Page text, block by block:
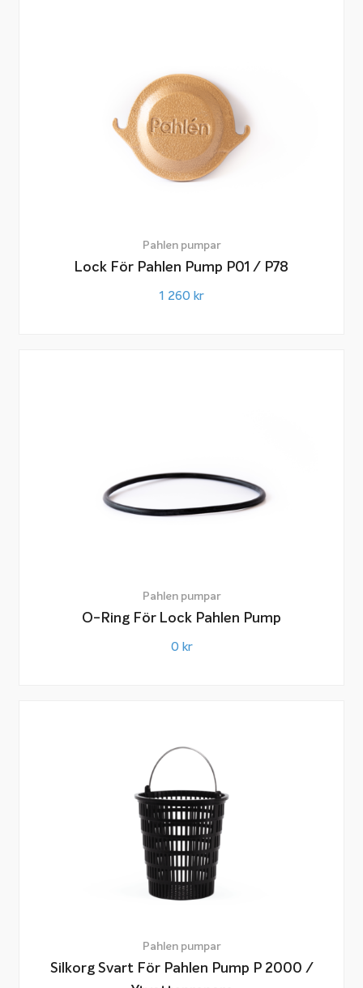
Pahlen pumpar
Lock För Pahlen Pump P01 / P78
1 260 kr
Pahlen pumpar
O-Ring För Lock Pahlen Pump
0 kr
Pahlen pumpar
Silkorg Svart För Pahlen Pump P 2000 /